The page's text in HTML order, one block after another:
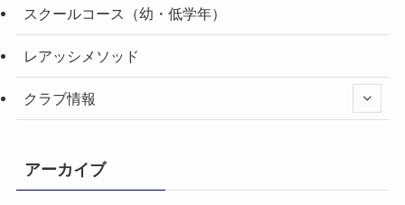
スクールコース（幼・低学年）
レアッシメソッド
クラブ情報
アーカイブ